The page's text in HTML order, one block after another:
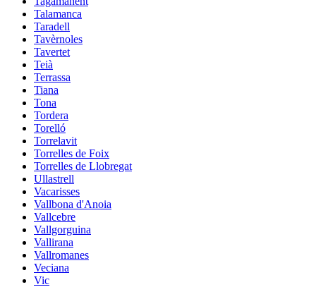
Talamanca
Taradell
Tavèrnoles
Tavertet
Teià
Terrassa
Tiana
Tona
Tordera
Torelló
Torrelavit
Torrelles de Foix
Torrelles de Llobregat
Ullastrell
Vacarisses
Vallbona d'Anoia
Vallcebre
Vallgorguina
Vallirana
Vallromanes
Veciana
Vic